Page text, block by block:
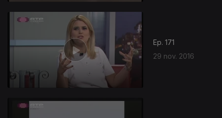
Ep. 171
29 nov. 2016